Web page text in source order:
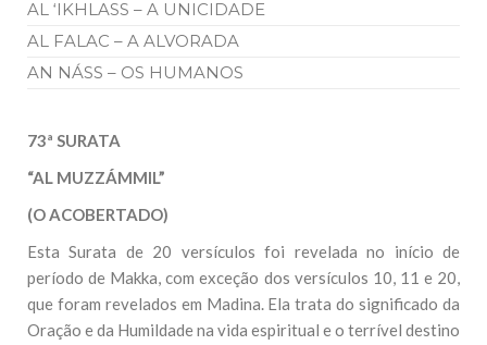
AL ‘IKHLASS – A UNICIDADE
AL FALAC – A ALVORADA
AN NÁSS – OS HUMANOS
73ª SURATA
“AL MUZZÁMMIL”
(O ACOBERTADO)
Esta Surata de 20 versículos foi revelada no início de
período de Makka, com exceção dos versículos 10, 11 e 20,
que foram revelados em Madina. Ela trata do significado da
Oração e da Humildade na vida espiritual e o terrível destino